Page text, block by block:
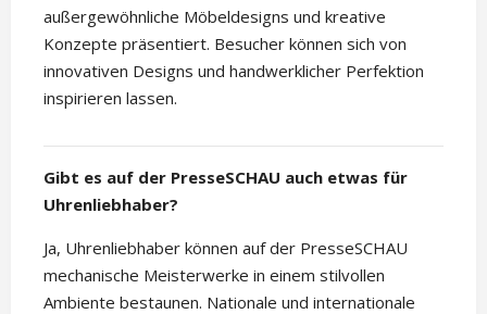
außergewöhnliche Möbeldesigns und kreative
Konzepte präsentiert. Besucher können sich von
innovativen Designs und handwerklicher Perfektion
inspirieren lassen.
Gibt es auf der PresseSCHAU auch etwas für
Uhrenliebhaber?
Ja, Uhrenliebhaber können auf der PresseSCHAU
mechanische Meisterwerke in einem stilvollen
Ambiente bestaunen. Nationale und internationale